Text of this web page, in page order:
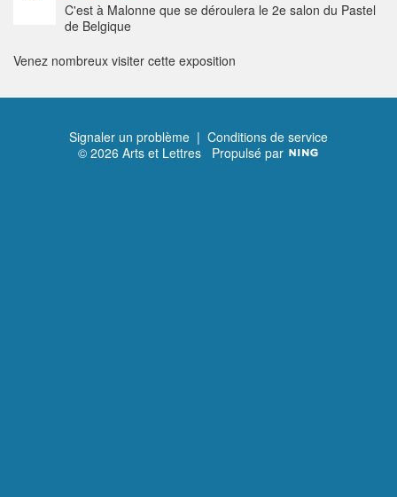
C'est à Malonne que se déroulera le 2e salon du Pastel
de Belgique
Venez nombreux visiter cette exposition
Signaler un problème | Conditions de service
© 2026 Arts et Lettres Propulsé par